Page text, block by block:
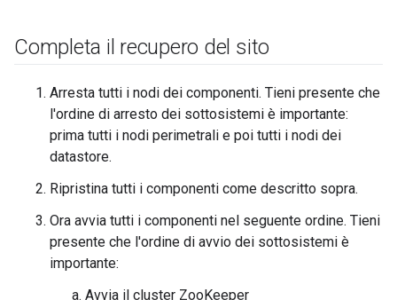
Completa il recupero del sito
Arresta tutti i nodi dei componenti. Tieni presente che
l'ordine di arresto dei sottosistemi è importante:
prima tutti i nodi perimetrali e poi tutti i nodi dei
datastore.
Ripristina tutti i componenti come descritto sopra.
Ora avvia tutti i componenti nel seguente ordine. Tieni
presente che l'ordine di avvio dei sottosistemi è
importante:
Avvia il cluster ZooKeeper